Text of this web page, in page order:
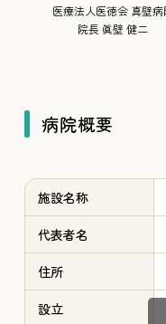
医療法人医徳会 真壁病
院長 眞壁 健二
病院概要
施設名称
代表者名
住所
設立